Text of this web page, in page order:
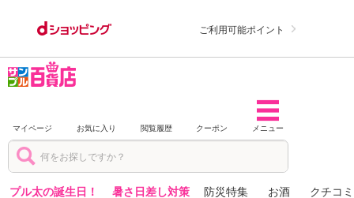
ご利用可能ポイント
マイページ お気に入り 閲覧履歴 クーポン メニュー
プル太の誕生日！ 暑さ日差し対策 防災特集 お酒 クチコ